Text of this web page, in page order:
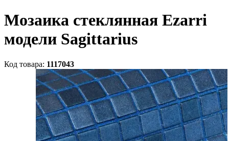
Мозаика стеклянная Ezarri
модели Sagittarius
Код товара: 1117043